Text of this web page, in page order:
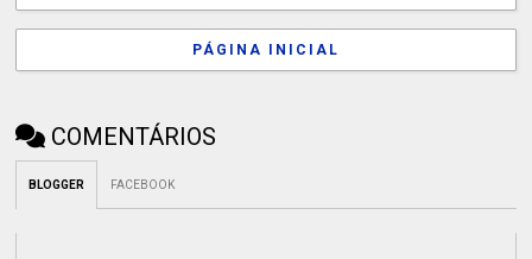
PÁGINA INICIAL
COMENTÁRIOS
BLOGGER FACEBOOK